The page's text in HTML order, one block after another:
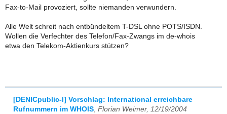
Fax-to-Mail provoziert, sollte niemanden verwundern.
Alle Welt schreit nach entbündeltem T-DSL ohne POTS/ISDN.
Wollen die Verfechter des Telefon/Fax-Zwangs im de-whois
etwa den Telekom-Aktienkurs stützen?
[DENICpublic-l] Vorschlag: International erreichbare
Rufnummern im WHOIS Florian Weimer, 12/19/2004